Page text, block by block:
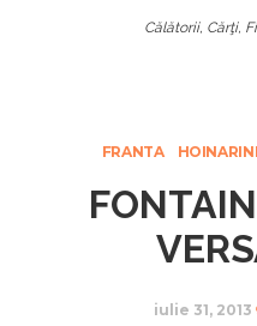
Călătorii, Cărţi,
FRANTA
iulie 31, 2013